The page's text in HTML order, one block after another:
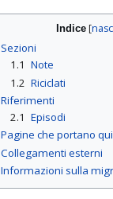
Indice
Sezioni
1.1 Note
1.2 Riciclati
Riferimenti
2.1 Episodi
Pagine che portano qui
Collegamenti esterni
Informazioni sulla